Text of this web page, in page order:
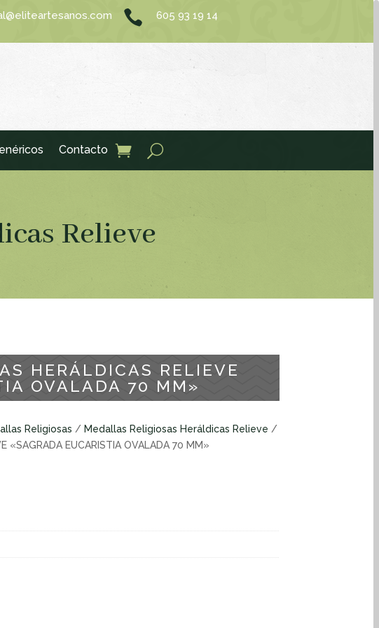
 605 93 19 14
Contacto
Relieve
HERÁLDICAS RELIEVE
OVALADA 70 MM»
Religiosas / Medallas Religiosas Heráldicas Relieve /
«SAGRADA EUCARISTIA OVALADA 70 MM»